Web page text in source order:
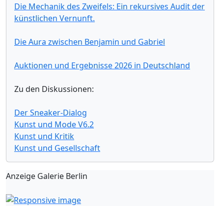
Die Mechanik des Zweifels: Ein rekursives Audit der
künstlichen Vernunft.
Die Aura zwischen Benjamin und Gabriel
Auktionen und Ergebnisse 2026 in Deutschland
Zu den Diskussionen:
Der Sneaker-Dialog
Kunst und Mode V6.2
Kunst und Kritik
Kunst und Gesellschaft
Anzeige Galerie Berlin